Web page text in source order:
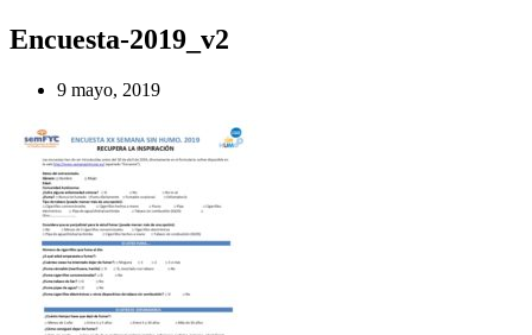
Encuesta-2019_v2
9 mayo, 2019